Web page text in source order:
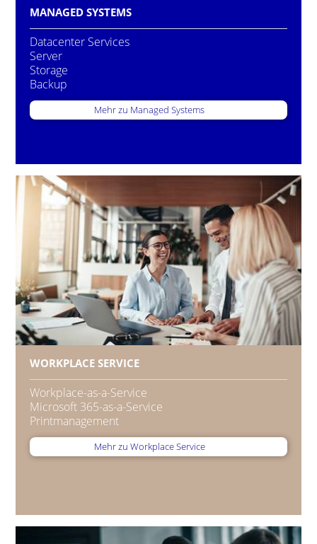
MANAGED SYSTEMS
Datacenter Services
Server
Storage
Backup
Mehr zu Managed Systems
WORKPLACE SERVICE
Workplace-as-a-Service
Microsoft 365-as-a-Service
Printmanagement
Mehr zu Workplace Service